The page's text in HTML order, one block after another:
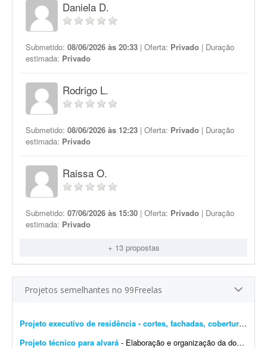
Daniela D.
Submetido: 08/06/2026 às 20:33 | Oferta: Privado | Duração
estimada: Privado
Rodrigo L.
Submetido: 08/06/2026 às 12:23 | Oferta: Privado | Duração
estimada: Privado
Raissa O.
Submetido: 07/06/2026 às 15:30 | Oferta: Privado | Duração
estimada: Privado
+ 13 propostas
Projetos semelhantes no 99Freelas
Projeto executivo de residência - cortes, fachadas, cobertura e esgoto
Projeto técnico para alvará - Elaboração e organização da documentação para alvará de construção, regularização do imóvel, emissão de ha...